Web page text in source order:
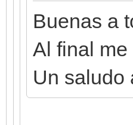
Buenas a
Al final
Un saludo